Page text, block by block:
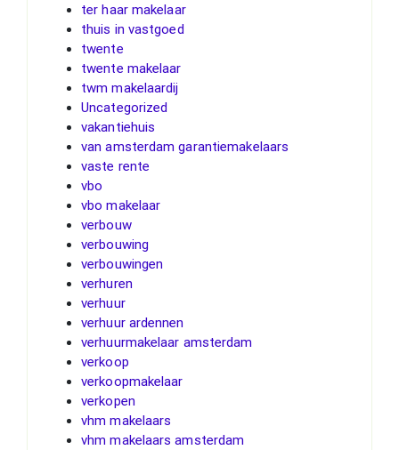
ter haar makelaar
thuis in vastgoed
twente
twente makelaar
twm makelaardij
Uncategorized
vakantiehuis
van amsterdam garantiemakelaars
vaste rente
vbo
vbo makelaar
verbouw
verbouwing
verbouwingen
verhuren
verhuur
verhuur ardennen
verhuurmakelaar amsterdam
verkoop
verkoopmakelaar
verkopen
vhm makelaars
vhm makelaars amsterdam